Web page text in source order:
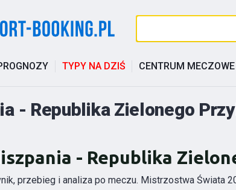
TYPY NA DZIŚ CENTRUM MECZOWE
- Republika Zielonego
- Republika
przebieg i analiza po meczu. Mistrzostwa Świata